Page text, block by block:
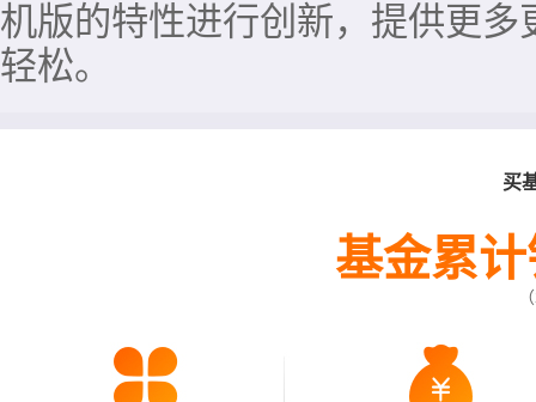
机版的特性进行创新，提供更
轻松。
买
基金累